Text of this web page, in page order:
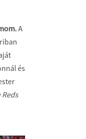
A
és
Reds